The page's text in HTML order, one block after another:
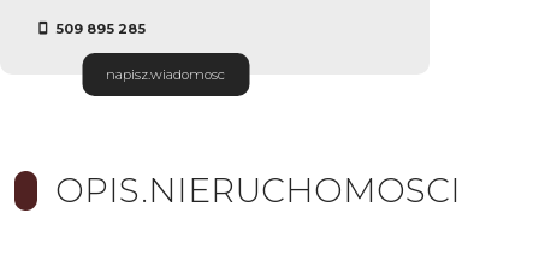
509 895 285
napisz.wiadomosc
OPIS.NIERUCHOMOSCI